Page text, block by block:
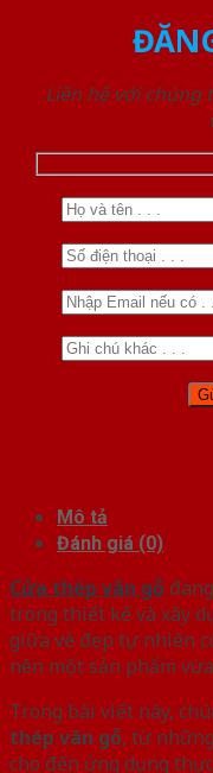
Liên hệ với chúng
Mô tả
Đánh giá (0)
Cửa thép vân gỗ
trong thiết kế và xây
giữa vẻ đẹp tự nhiên
nên một sản phẩm
Trong bài viết này,
thép vân gỗ, từ
cho đến ứng dụng